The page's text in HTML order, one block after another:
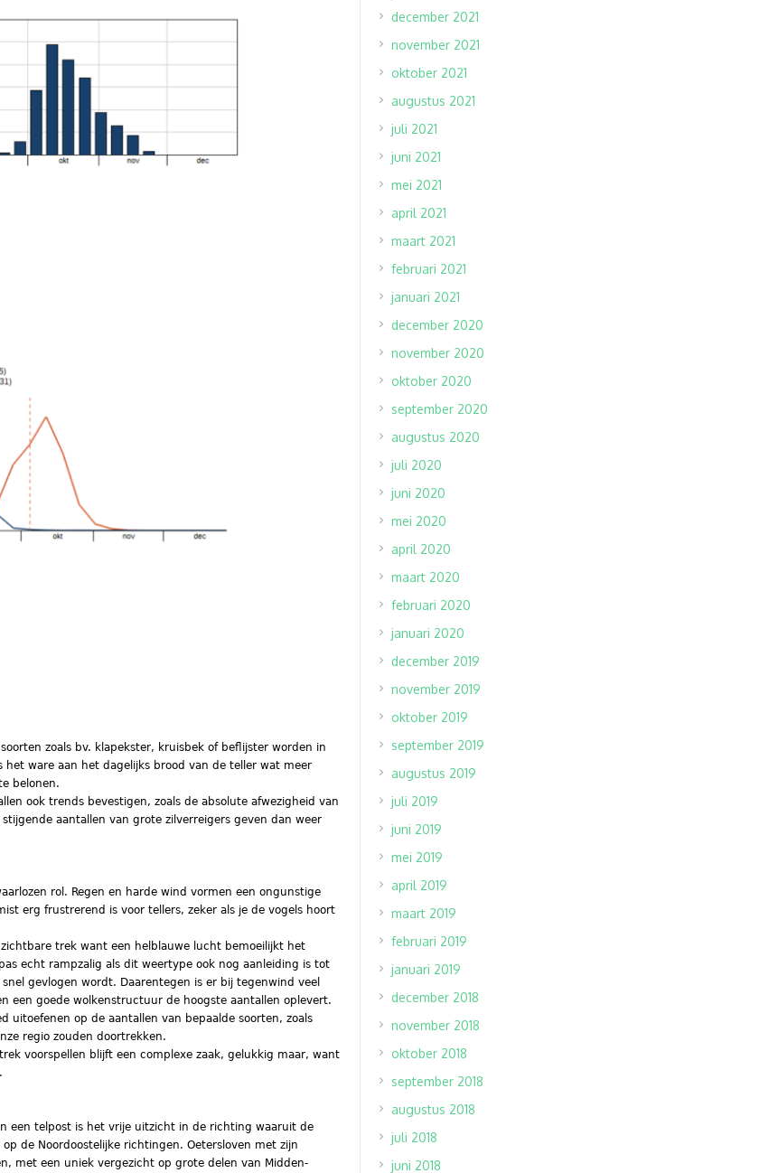
zoals bv. klapekster, kruisbek of beflijster worden in
het ware aan het dagelijks brood van de teller wat meer
belonen.
ook trends bevestigen, zoals de absolute afwezigheid van
aantallen van grote zilverreigers geven dan weer
rol. Regen en harde wind vormen een ongunstige
erg frustrerend is voor tellers, zeker als je de vogels hoort
trek want een helblauwe lucht bemoeilijkt het
echt rampzalig als dit weertype ook nog aanleiding is tot
gevlogen wordt. Daarentegen is er bij tegenwind veel
een goede wolkenstructuur de hoogste aantallen oplevert.
uitoefenen op de aantallen van bepaalde soorten, zoals
regio zouden doortrekken.
voorspellen blijft een complexe zaak, gelukkig maar, want
een telpost is het vrije uitzicht in de richting waaruit de
de Noordoostelijke richtingen. Oetersloven met zijn
met een uniek vergezicht op grote delen van Midden-
december 2021
november 2021
oktober 2021
augustus 2021
juli 2021
juni 2021
mei 2021
april 2021
maart 2021
februari 2021
januari 2021
december 2020
november 2020
oktober 2020
september 2020
augustus 2020
juli 2020
juni 2020
mei 2020
april 2020
maart 2020
februari 2020
januari 2020
december 2019
november 2019
oktober 2019
september 2019
augustus 2019
juli 2019
juni 2019
mei 2019
april 2019
maart 2019
februari 2019
januari 2019
december 2018
november 2018
oktober 2018
september 2018
augustus 2018
juli 2018
juni 2018